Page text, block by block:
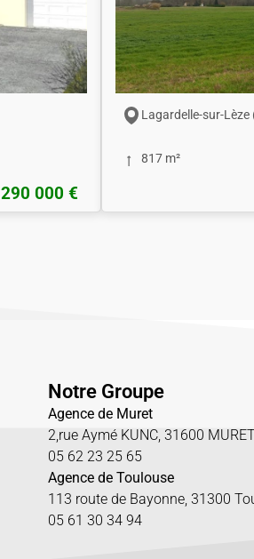
290 000 €
Lagardelle-sur-Lèze
817 m²
Notre Groupe
Agence de Muret
2,rue Aymé KUNC, 31600
05 62 23 25 65
Agence de Toulouse
113 route de Bayonne, 31300
05 61 30 34 94